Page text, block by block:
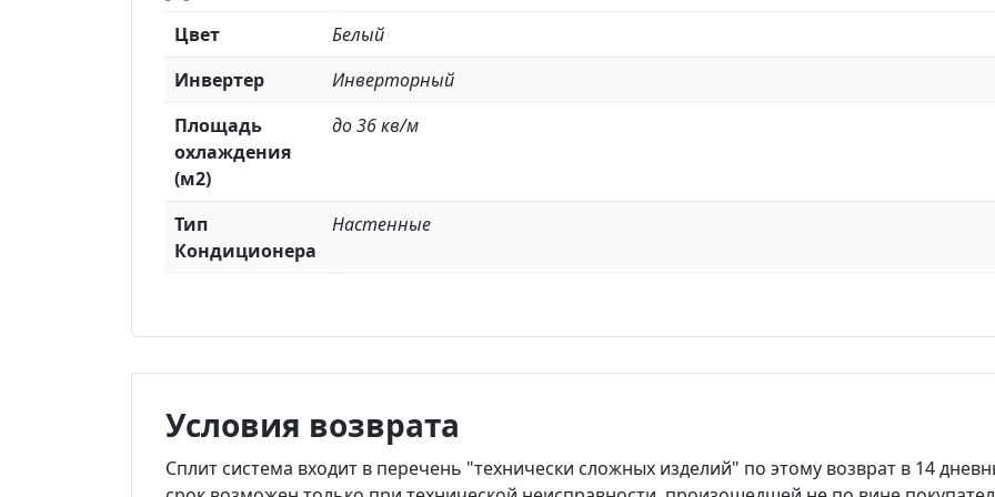
Цвет
Белый
Инвертер
Инверторный
Площадь
охлаждения
(м2)
до 36 кв/м
Тип
Кондиционера
Настенные
Условия возврата
Сплит система входит в перечень "технически сложных изделий" по этому возврат в 14